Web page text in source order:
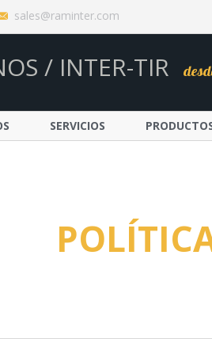
sales@raminter.com
/ INTER-TIR
SERVICIOS